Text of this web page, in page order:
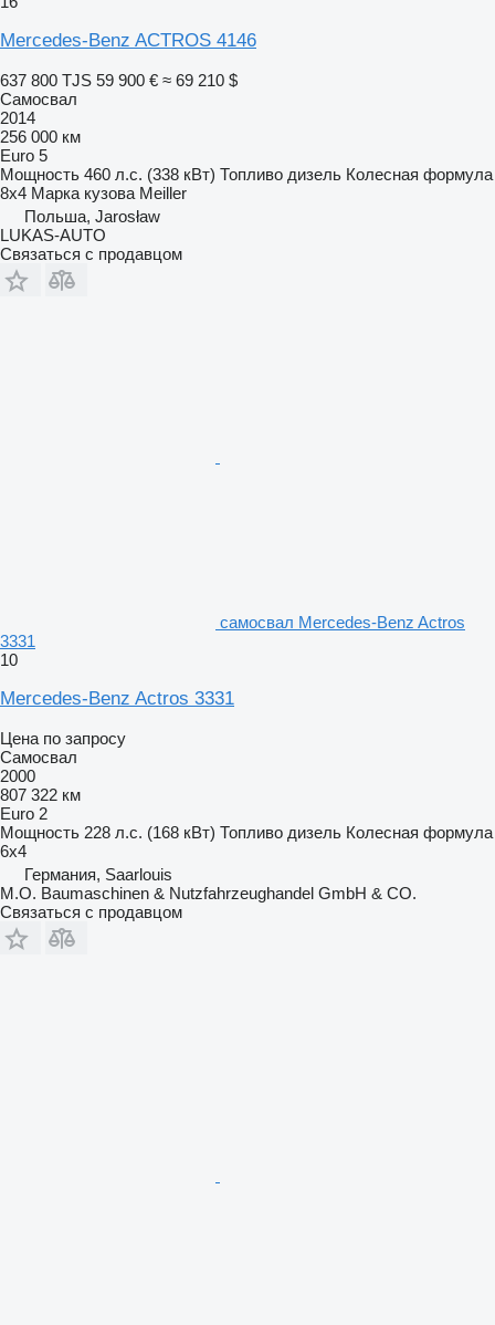
Mercedes-Benz ACTROS 4146
637 800 TJS 59 900 € ≈ 69 210 $
Самосвал
2014
256 000 км
Euro 5
Мощность 460 л.с. (338 кВт) Топливо дизель Колесная формула
8x4 Марка кузова Meiller
Польша, Jarosław
LUKAS-AUTO
Связаться с продавцом
самосвал Mercedes-Benz Actros
3331
10
Mercedes-Benz Actros 3331
Цена по запросу
Самосвал
2000
807 322 км
Euro 2
Мощность 228 л.с. (168 кВт) Топливо дизель Колесная формула
6x4
Германия, Saarlouis
M.O. Baumaschinen & Nutzfahrzeughandel GmbH & CO.
Связаться с продавцом